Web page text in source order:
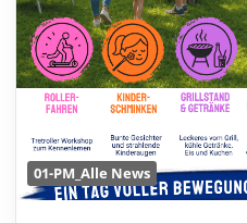
01-PM_Alle News